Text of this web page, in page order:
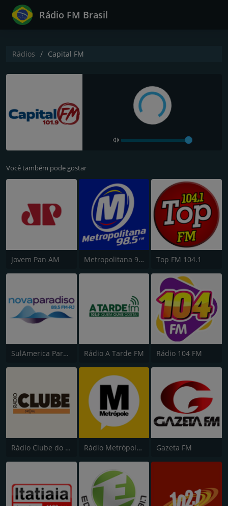
Rádio FM Brasil
Rádios Capital FM
Você também pode gostar
Jovem Pan AM Metropolitana 98.5 FM Top FM 104.1
SulAmerica Paradiso FM Rádio A Tarde FM Rádio 104 FM
Rádio Clube do Pará Rádio Metrópole 101.3 FM Gazeta FM